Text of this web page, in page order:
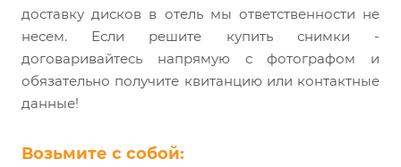
доставку дисков в отель мы ответственности не
несем. Если решите купить снимки -
договаривайтесь напрямую с фотографом и
обязательно получите квитанцию или контактные
данные!
Возьмите с собой: